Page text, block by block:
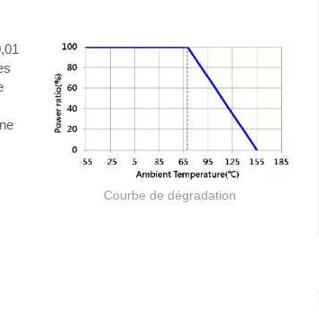
Courbe de dégradation